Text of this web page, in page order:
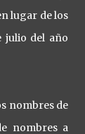
lugar de los
julio del año
nombres de
nombres a